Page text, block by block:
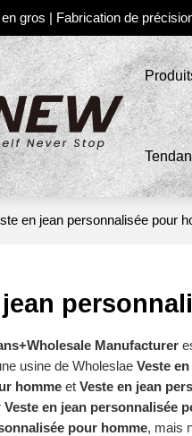
gros | Fabrication de
en jean personnalisée pour
Manufacturer
usine de WholeslaeVeste
homme etVeste en jean
Veste en jean personnalisée
pour homme, mais